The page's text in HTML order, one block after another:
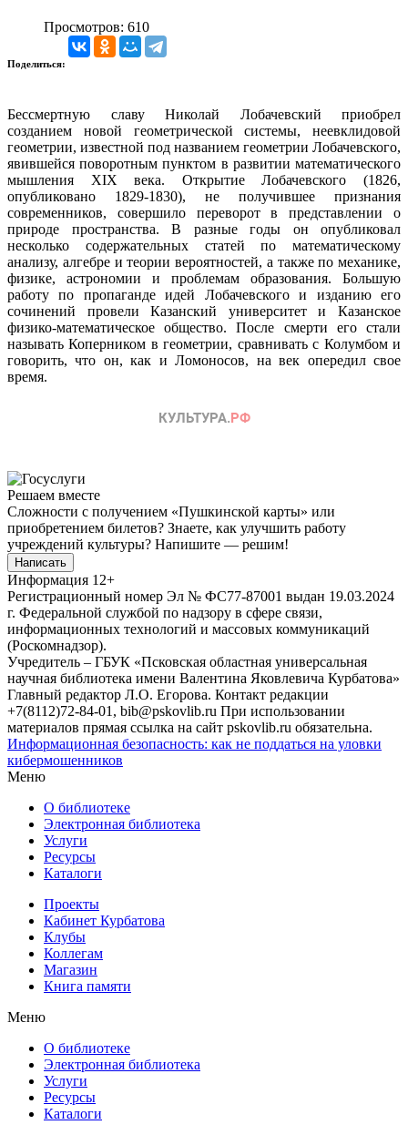
Просмотров: 610
Поделиться:
Бессмертную славу Николай Лобачевский приобрел
созданием новой геометрической системы, неевклидовой
геометрии, известной под названием геометрии Лобачевского,
явившейся поворотным пунктом в развитии математического
мышления XIX века. Открытие Лобачевского (1826,
опубликовано 1829-1830), не получившее признания
современников, совершило переворот в представлении о
природе пространства. В разные годы он опубликовал
несколько содержательных статей по математическому
анализу, алгебре и теории вероятностей, а также по механике,
физике, астрономии и проблемам образования. Большую
работу по пропаганде идей Лобачевского и изданию его
сочинений провели Казанский университет и Казанское
физико-математическое общество. После смерти его стали
называть Коперником в геометрии, сравнивать с Колумбом и
говорить, что он, как и Ломоносов, на век опередил свое
время.
Решаем вместе
Сложности с получением «Пушкинской карты» или
приобретением билетов? Знаете, как улучшить работу
учреждений культуры? Напишите — решим!
Написать
Информация 12+
Регистрационный номер Эл № ФС77-87001 выдан 19.03.2024
г. Федеральной службой по надзору в сфере связи,
информационных технологий и массовых коммуникаций
(Роскомнадзор).
Учредитель – ГБУК «Псковская областная универсальная
научная библиотека имени Валентина Яковлевича Курбатова»
Главный редактор Л.О. Егорова. Контакт редакции
+7(8112)72-84-01, bib@pskovlib.ru При использовании
материалов прямая ссылка на сайт pskovlib.ru обязательна.
Информационная безопасность: как не поддаться на уловки
кибермошенников
Меню
О библиотеке
Электронная библиотека
Услуги
Ресурсы
Каталоги
Проекты
Кабинет Курбатова
Клубы
Коллегам
Магазин
Книга памяти
Меню
О библиотеке
Электронная библиотека
Услуги
Ресурсы
Каталоги